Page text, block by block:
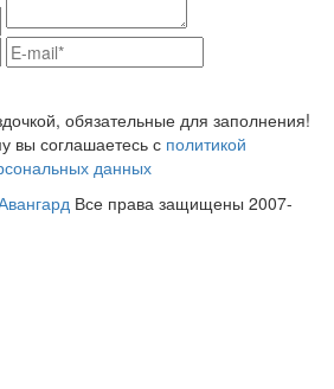
обязательные для заполнения!
вы соглашаетесь с политикой
данных
Все права защищены 2007-